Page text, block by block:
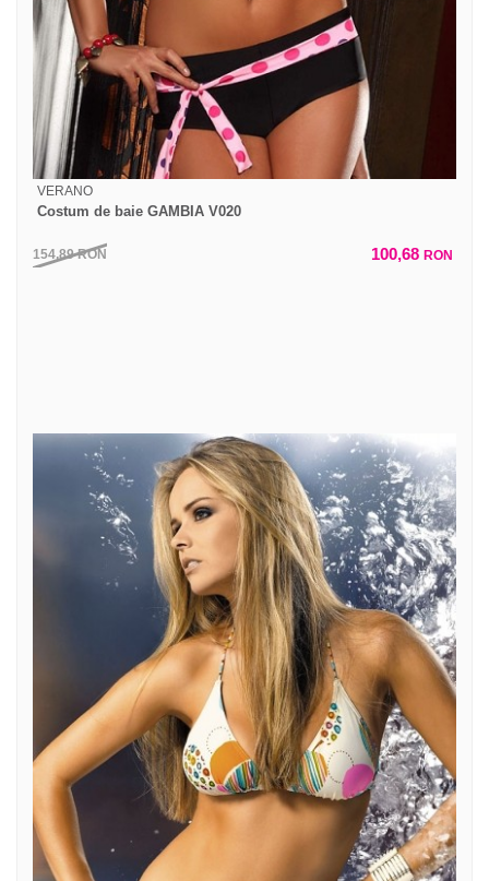
VERANO
Costum de baie GAMBIA V020
154,89RON 100,68 RON